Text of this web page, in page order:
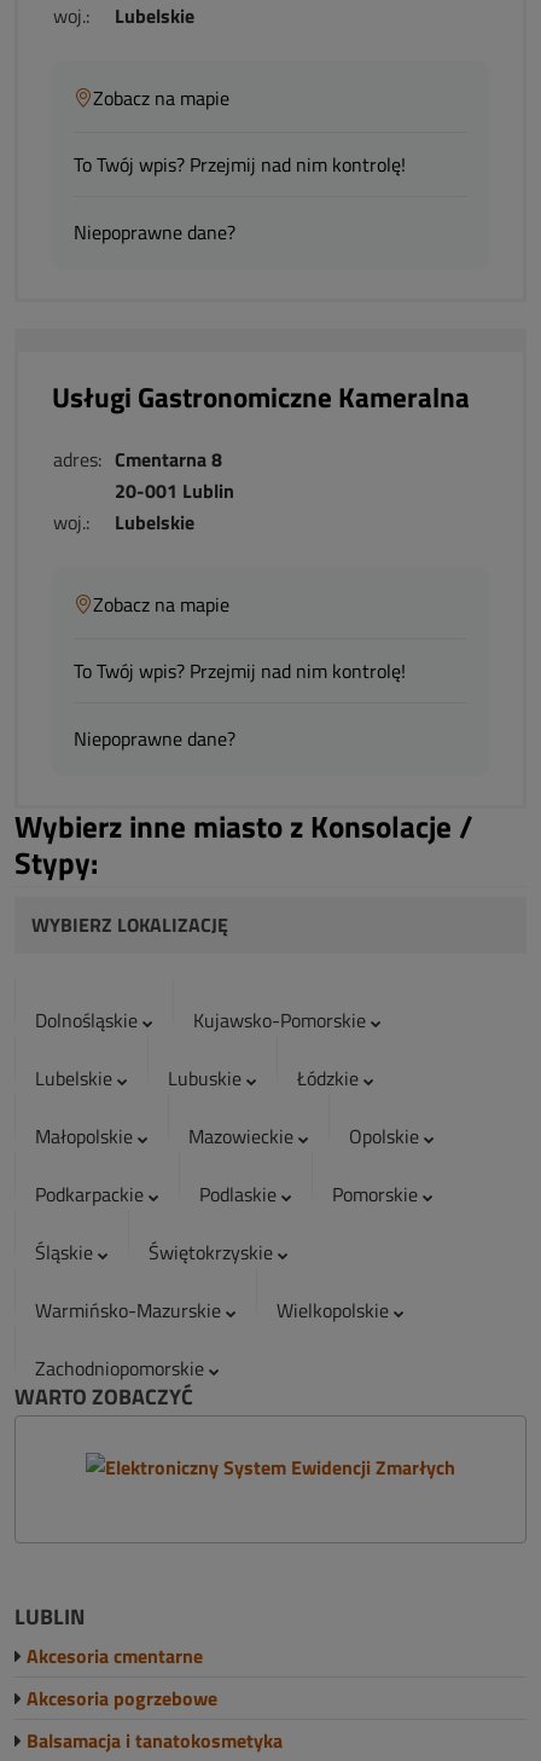
woj.:
Lubelskie
Zobacz na mapie
To Twój wpis? Przejmij nad nim kontrolę!
Niepoprawne dane?
Usługi Gastronomiczne Kameralna
adres: Cmentarna 8
20-001 Lublin
woj.:
Lubelskie
Zobacz na mapie
To Twój wpis? Przejmij nad nim kontrolę!
Niepoprawne dane?
Wybierz inne miasto z Konsolacje /
Stypy:
WYBIERZ LOKALIZACJĘ
Dolnośląskie
Kujawsko-Pomorskie
Lubelskie
Lubuskie
Łódzkie
Małopolskie
Mazowieckie
Opolskie
Podkarpackie
Podlaskie
Pomorskie
Śląskie
Świętokrzyskie
Warmińsko-Mazurskie
Wielkopolskie
Zachodniopomorskie
WARTO ZOBACZYĆ
LUBLIN
Akcesoria cmentarne
Akcesoria pogrzebowe
Balsamacja i tanatokosmetyka